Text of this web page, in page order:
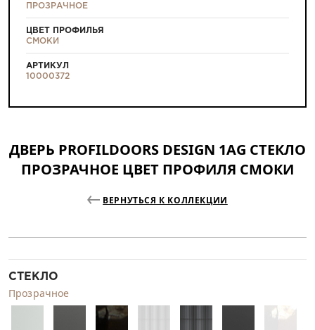
ПРОЗРАЧНОЕ
ЦВЕТ ПРОФИЛЬЯ
СМОКИ
АРТИКУЛ
10000372
ДВЕРЬ PROFILDOORS DESIGN 1AG СТЕКЛО
ПРОЗРАЧНОЕ ЦВЕТ ПРОФИЛЯ СМОКИ
ВЕРНУТЬСЯ К КОЛЛЕКЦИИ
СТЕКЛО
Прозрачное